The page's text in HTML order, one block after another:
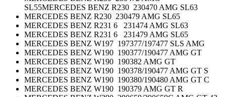
SL55MERCEDES BENZ R230 230470 AMG SL63
MERCEDES BENZ R230 230479 AMG SL65
MERCEDES BENZ R231 6 231474 AMG SL63
MERCEDES BENZ R231 6 231479 AMG SL65
MERCEDES BENZ W197 197377/197477 SLS AMG
MERCEDES BENZ W190 190377/190477 AMG GT
MERCEDES BENZ W190 190382 AMG GT
MERCEDES BENZ W190 190378/190477 AMG GT S
MERCEDES BENZ W190 190380/190480 AMG GT C
MERCEDES BENZ W190 190379 AMG GT R